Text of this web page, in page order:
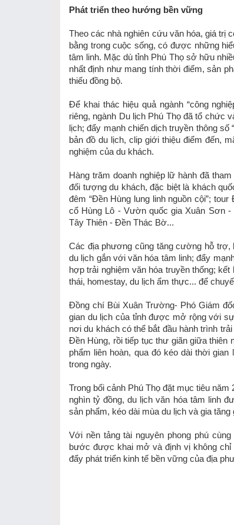
Phát triển theo hướng bền vững
Theo các nhà nghiên cứu văn hóa, giá trị
bằng trong cuộc sống, có được những
tâm linh. Mặc dù tỉnh Phú Thọ sở hữu
nhất định như mang tính thời điểm, sản
thiếu đồng bộ.
Để khai thác hiệu quả ngành “công
riêng, ngành Du lịch Phú Thọ đã tổ chức
lịch; đẩy mạnh chiến dịch truyền thông
bản đồ du lịch, clip giới thiệu điểm đến,
nghiệm của du khách.
Hàng trăm doanh nghiệp lữ hành đã
đối tượng du khách, đặc biệt là khách
đêm “Đền Hùng lung linh nguồn cội”;
cổ Hùng Lô - Vườn quốc gia Xuân Sơn
Tây Thiên - Đền Thác Bờ...
Các địa phương cũng tăng cường hỗ
du lịch gắn với văn hóa tâm linh; đẩy
hợp trải nghiệm văn hóa truyền thống;
thái, homestay, du lịch ẩm thực... để
Đồng chí Bùi Xuân Trường- Phó Giám
gian du lịch của tỉnh được mở rộng với
nơi du khách có thể bắt đầu hành trình
Đền Hùng, rồi tiếp tục thư giãn giữa thiên
phẩm liên hoàn, qua đó kéo dài thời
trong ngày.
Trong bối cảnh Phú Thọ đặt mục tiêu
nghìn tỷ đồng, du lịch văn hóa tâm linh
sản phẩm, kéo dài mùa du lịch và gia
Với nền tảng tài nguyên phong phú
bước được khai mở và định vị không chỉ
đẩy phát triển kinh tế bền vững của địa